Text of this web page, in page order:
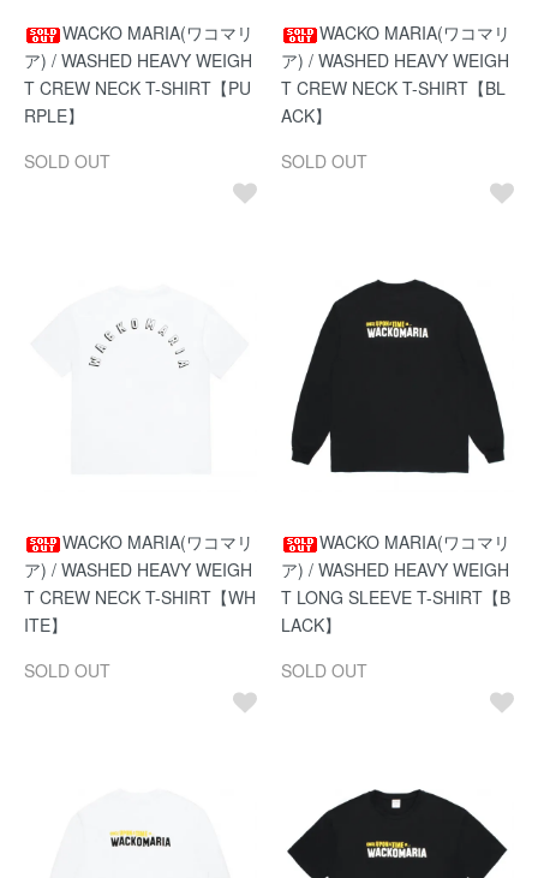
WACKO MARIA(ワコマリ
ア) / WASHED HEAVY WEIGH
T CREW NECK T-SHIRT【PU
RPLE】
SOLD OUT
WACKO MARIA(ワコマリ
ア) / WASHED HEAVY WEIGH
T CREW NECK T-SHIRT【BL
ACK】
SOLD OUT
WACKO MARIA(ワコマリ
ア) / WASHED HEAVY WEIGH
T CREW NECK T-SHIRT【WH
ITE】
SOLD OUT
WACKO MARIA(ワコマリ
ア) / WASHED HEAVY WEIGH
T LONG SLEEVE T-SHIRT【B
LACK】
SOLD OUT